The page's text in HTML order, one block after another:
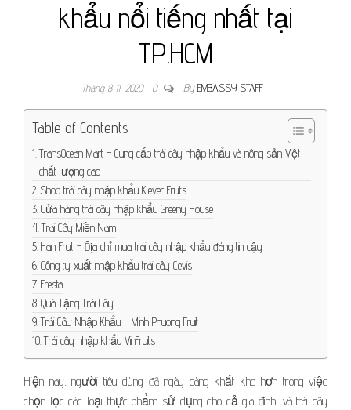
khẩu nổi tiếng nhất tại
TP.HCM
Tháng 8 11, 2020 0 By EMBASSY STAFF
Table of Contents
TransOcean Mart – Cung cấp trái cây nhập khẩu và nông sản Việt
chất lượng cao
Shop trái cây nhập khẩu Klever Fruits
Cửa hàng trái cây nhập khẩu Greeny House
Trái Cây Miền Nam
Han Fruit – Địa chỉ mua trái cây nhập khẩu đáng tin cậy
Công ty xuất nhập khẩu trái cây Cevis
Fresta
Quà Tặng Trái Cây
Trái Cây Nhập Khẩu – Minh Phuong Fruit
Trái cây nhập khẩu VinFruits
Hiện nay, người tiêu dùng đã ngày càng khắt khe hơn trong việc
chọn lọc các loại thực phẩm sử dụng cho cả gia đình, và trái cây